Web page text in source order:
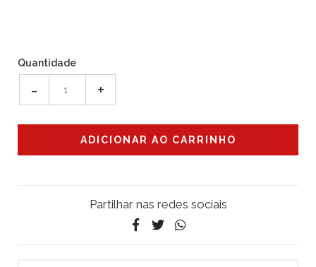
Quantidade
- +
Partilhar nas redes sociais